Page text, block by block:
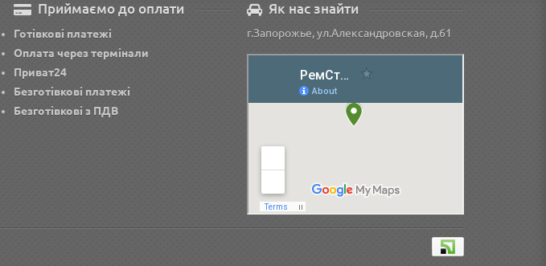
Приймаємо до оплати
Готівкові платежі
Оплата через термінали
Приват24
Безготівкові платежі
Безготівкові з ПДВ
Як нас знайти
г.Запорожье, ул.Александровская, д.61